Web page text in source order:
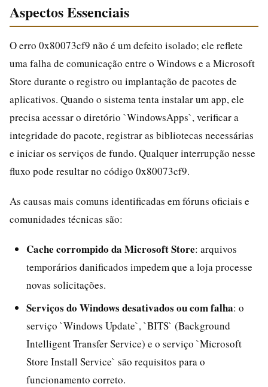
Aspectos Essenciais
O erro 0x80073cf9 não é um defeito isolado; ele reflete
uma falha de comunicação entre o Windows e a Microsoft
Store durante o registro ou implantação de pacotes de
aplicativos. Quando o sistema tenta instalar um app, ele
precisa acessar o diretório `WindowsApps`, verificar a
integridade do pacote, registrar as bibliotecas necessárias
e iniciar os serviços de fundo. Qualquer interrupção nesse
fluxo pode resultar no código 0x80073cf9.
As causas mais comuns identificadas em fóruns oficiais e
comunidades técnicas são:
Cache corrompido da Microsoft Store: arquivos
temporários danificados impedem que a loja processe
novas solicitações.
Serviços do Windows desativados ou com falha: o
serviço `Windows Update`, `BITS` (Background
Intelligent Transfer Service) e o serviço `Microsoft
Store Install Service` são requisitos para o
funcionamento correto.